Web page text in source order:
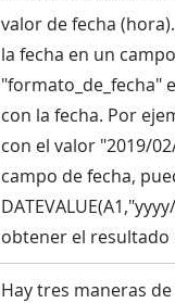
valor de fecha
la fecha en un
"formato_de_fecha"
con la fecha. Por
con el valor "2019/
campo de fecha,
obtener el resultado
Hay tres maneras